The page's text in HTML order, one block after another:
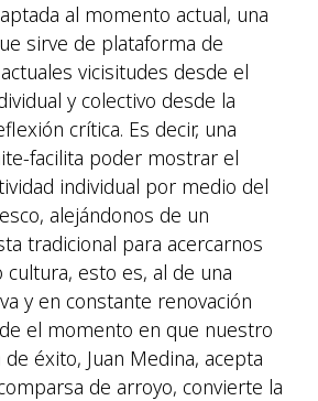
al momento actual, una
sirve de plataforma de
vicisitudes desde el
y colectivo desde la
crítica. Es decir, una
facilita poder mostrar el
individual por medio del
alejándonos de un
tradicional para acercarnos
cultura, esto es, al de una
y en constante renovación
el momento en que nuestro
éxito, Juan Medina, acepta
de arroyo, convierte la